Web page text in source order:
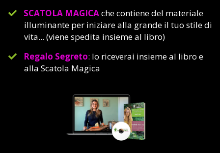
SCATOLA MAGICAche contiene del materiale
illuminante per iniziare alla grande il tuo stile di
vita... (viene spedita insieme al libro)
Regalo Segreto: lo riceverai insieme al libro e
alla Scatola Magica